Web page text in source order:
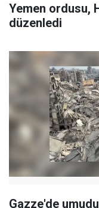
Yemen ordusu,
düzenledi
Gazze'de